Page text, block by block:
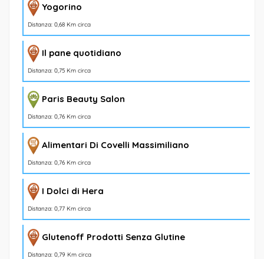
Yogorino
Distanza: 0,68 Km circa
Il pane quotidiano
Distanza: 0,75 Km circa
Paris Beauty Salon
Distanza: 0,76 Km circa
Alimentari Di Covelli Massimiliano
Distanza: 0,76 Km circa
I Dolci di Hera
Distanza: 0,77 Km circa
Glutenoff Prodotti Senza Glutine
Distanza: 0,79 Km circa